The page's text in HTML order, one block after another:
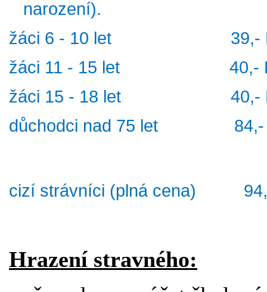
narození).
žáci 6 - 10 let 39,-
žáci 11 - 15 let 40,-
žáci 15 - 18 let 40,-
důchodci nad 75 let 84,- Kč
cizí strávníci (plná cena)
Hrazení stravného: